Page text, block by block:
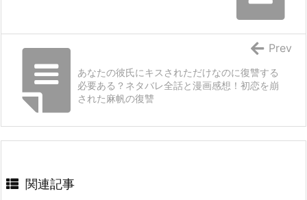
あなたの彼氏にキスされただけなのに復讐する
必要ある？ネタバレ全話と漫画感想！初恋を崩
された麻帆の復讐
Prev
関連記事